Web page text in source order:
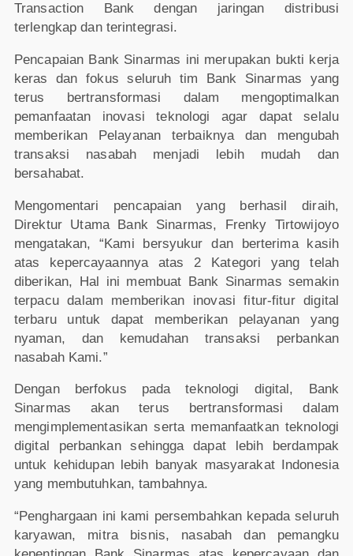
Transaction Bank dengan jaringan distribusi
terlengkap dan terintegrasi.
Pencapaian Bank Sinarmas ini merupakan bukti kerja
keras dan fokus seluruh tim Bank Sinarmas yang
terus bertransformasi dalam mengoptimalkan
pemanfaatan inovasi teknologi agar dapat selalu
memberikan Pelayanan terbaiknya dan mengubah
transaksi nasabah menjadi lebih mudah dan
bersahabat.
Mengomentari pencapaian yang berhasil diraih,
Direktur Utama Bank Sinarmas, Frenky Tirtowijoyo
mengatakan, “Kami bersyukur dan berterima kasih
atas kepercayaannya atas 2 Kategori yang telah
diberikan, Hal ini membuat Bank Sinarmas semakin
terpacu dalam memberikan inovasi fitur-fitur digital
terbaru untuk dapat memberikan pelayanan yang
nyaman, dan kemudahan transaksi perbankan
nasabah Kami.”
Dengan berfokus pada teknologi digital, Bank
Sinarmas akan terus bertransformasi dalam
mengimplementasikan serta memanfaatkan teknologi
digital perbankan sehingga dapat lebih berdampak
untuk kehidupan lebih banyak masyarakat Indonesia
yang membutuhkan, tambahnya.
“Penghargaan ini kami persembahkan kepada seluruh
karyawan, mitra bisnis, nasabah dan pemangku